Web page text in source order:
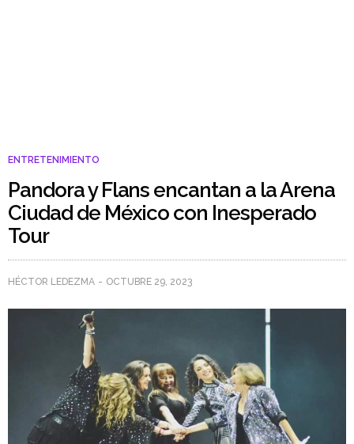
ENTRETENIMIENTO
Pandora y Flans encantan a la Arena
Ciudad de México con Inesperado
Tour
HÉCTOR LEDEZMA OCTUBRE 29, 2023